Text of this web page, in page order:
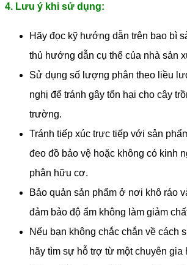
4. Lưu ý khi sử dụng:
Hãy đọc kỹ hướng dẫn trên bao bì
thủ hướng dẫn cụ thể của nhà sản
Sử dụng số lượng phân theo liều
nghị để tránh gây tổn hại cho cây
trường.
Tránh tiếp xúc trực tiếp với sản
đeo đồ bảo vệ hoặc không có kinh
phân hữu cơ.
Bảo quản sản phẩm ở nơi khô ráo
đảm bảo độ ẩm không làm giảm
Nếu bạn không chắc chắn về cách
hãy tìm sự hỗ trợ từ một chuyên